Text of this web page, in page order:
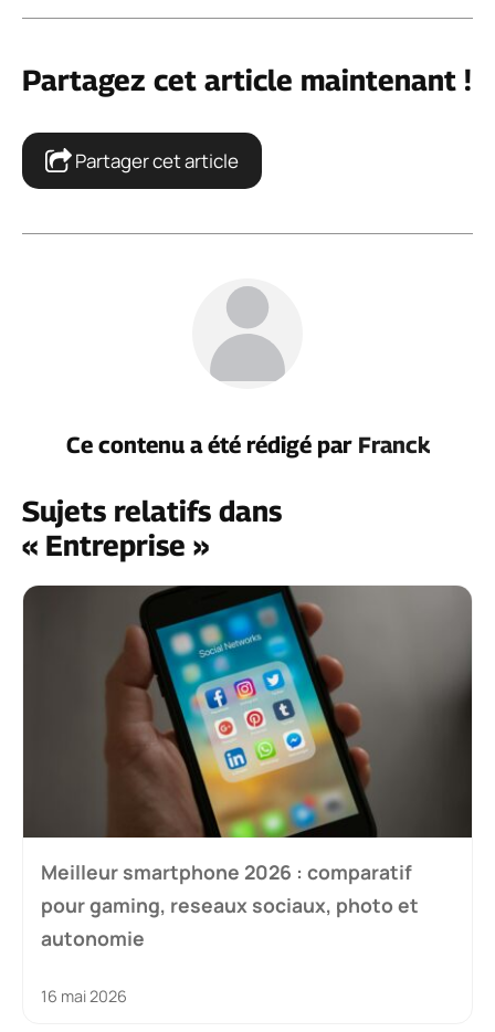
Partagez cet article maintenant !
Partager cet article
Ce contenu a été rédigé par Franck
Sujets relatifs dans
« Entreprise »
Meilleur smartphone 2026 : comparatif
pour gaming, reseaux sociaux, photo et
autonomie
16 mai 2026